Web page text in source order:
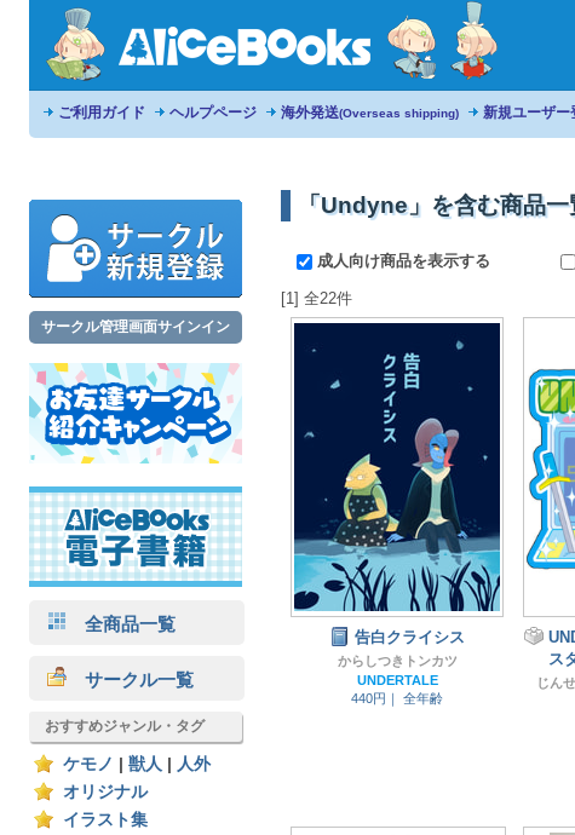
ご利用ガイド ヘルプページ 海外発送(Overseas shipping) 新規ユーザー
サークル管理画面サインイン
全商品一覧
サークル一覧
おすすめジャンル・タグ
ケモノ 獣人
人外
オリジナル
イラスト集
「Undyne」を含む商品一
成人向け商品を表示する
[1] 全22件
告白クライシス
からしつきトンカツ
UNDERTALE
440円｜
全年齢
ス
じん